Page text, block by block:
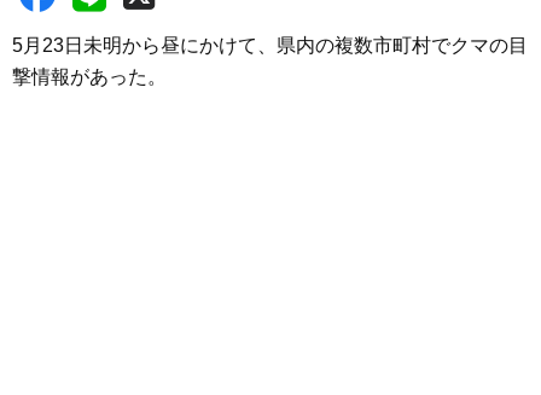
5月23日未明から昼にかけて、県内の複数市町村でクマの目
撃情報があった。